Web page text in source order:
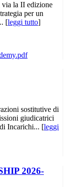
via la II edizione
per un
[leggi tutto]
sostitutive di
giudicatrici
Incarichi... [leggi
2026-